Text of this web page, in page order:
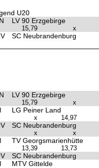
U20
LV 90 Erzgebirge
15,79 x
SC Neubrandenburg
LV 90 Erzgebirge
15,79 x
LG Peiner Land
x 14,97
SC Neubrandenburg
x x
TV Georgsmarienhütte
13,39 13,73
SC Neubrandenburg
MTV Gittelde